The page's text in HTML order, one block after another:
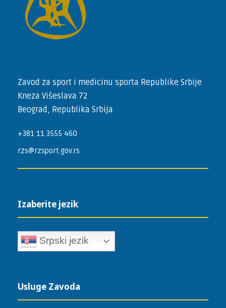
Zavod za sport i medicinu sporta Republike Srbije
Kneza Višeslava 72
Beograd, Republika Srbija
+381 11 3555 460
rzs@rzsport.gov.rs
Izaberite jezik
Srpski jezik
Usluge Zavoda